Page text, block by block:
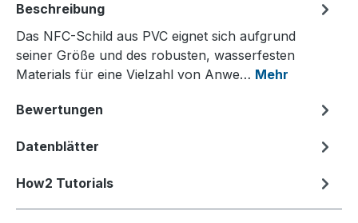
Beschreibung
Das NFC-Schild aus PVC eignet sich aufgrund
seiner Größe und des robusten, wasserfesten
Materials für eine Vielzahl von Anwe… Mehr
Bewertungen
Datenblätter
How2 Tutorials